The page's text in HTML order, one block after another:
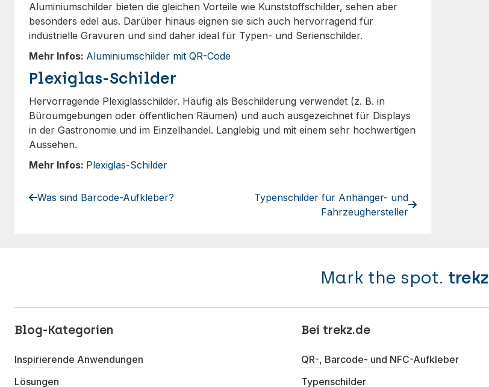
Aluminiumschilder bieten die gleichen Vorteile wie Kunststoffschilder, sehen aber
besonders edel aus. Darüber hinaus eignen sie sich auch hervorragend für
industrielle Gravuren und sind daher ideal für Typen- und Serienschilder.
Mehr Infos: Aluminiumschilder mit QR-Code
Plexiglas-Schilder
Hervorragende Plexiglasschilder. Häufig als Beschilderung verwendet (z. B. in
Büroumgebungen oder öffentlichen Räumen) und auch ausgezeichnet für Displays
in der Gastronomie und im Einzelhandel. Langlebig und mit einem sehr hochwertigen
Aussehen.
Mehr Infos: Plexiglas-Schilder
Was sind Barcode-Aufkleber?
Typenschilder für Anhänger- und
Fahrzeughersteller
Mark the spot. trekz
Blog-Kategorien
Inspirierende Anwendungen
Lösungen
Bei trekz.de
QR-, Barcode- und NFC-Aufkleber
Typenschilder